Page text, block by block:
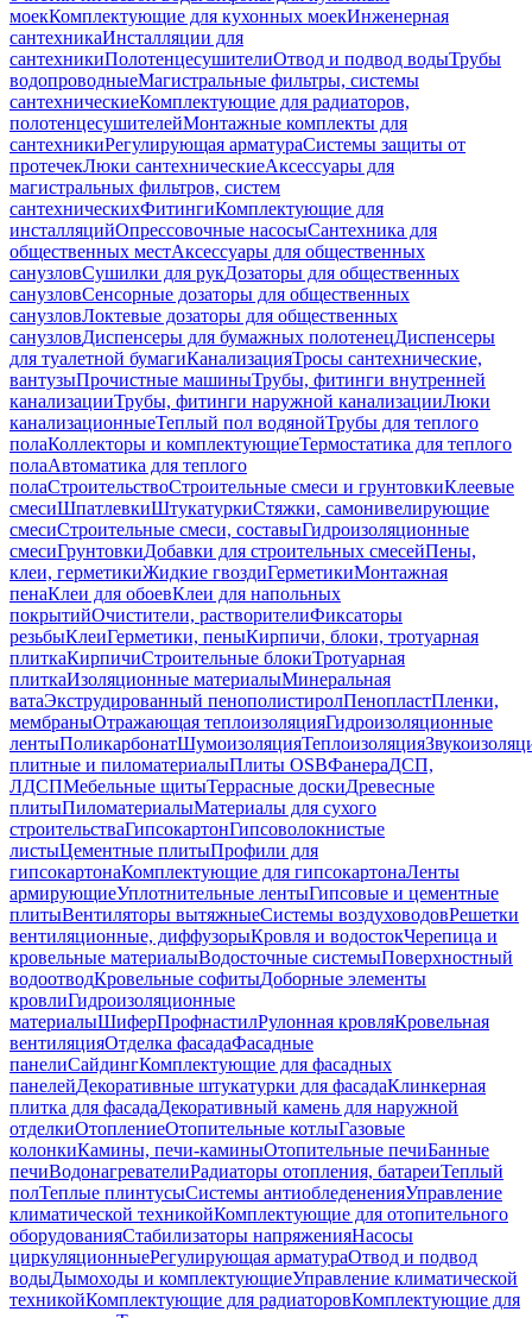
моекКомплектующие для кухонных моекИнженерная
сантехникаИнсталляции для
сантехникиПолотенцесушителиОтвод и подвод водыТрубы
водопроводныеМагистральные фильтры, системы
сантехническиеКомплектующие для радиаторов,
полотенцесушителейМонтажные комплекты для
сантехникиРегулирующая арматураСистемы защиты от
протечекЛюки сантехническиеАксессуары для
магистральных фильтров, систем
сантехническихФитингиКомплектующие для
инсталляцийОпрессовочные насосыСантехника для
общественных местАксессуары для общественных
санузловСушилки для рукДозаторы для общественных
санузловСенсорные дозаторы для общественных
санузловЛоктевые дозаторы для общественных
санузловДиспенсеры для бумажных полотенецДиспенсеры
для туалетной бумагиКанализацияТросы сантехнические,
вантузыПрочистные машиныТрубы, фитинги внутренней
канализацииТрубы, фитинги наружной канализацииЛюки
канализационныеТеплый пол водянойТрубы для теплого
полаКоллекторы и комплектующиеТермостатика для теплого
полаАвтоматика для теплого
полаСтроительствоСтроительные смеси и грунтовкиКлеевые
смесиШпатлевкиШтукатуркиСтяжки, самонивелирующие
смесиСтроительные смеси, составыГидроизоляционные
смесиГрунтовкиДобавки для строительных смесейПены,
клеи, герметикиЖидкие гвоздиГерметикиМонтажная
пенаКлеи для обоевКлеи для напольных
покрытийОчистители, растворителиФиксаторы
резьбыКлеиГерметики, пеныКирпичи, блоки, тротуарная
плиткаКирпичиСтроительные блокиТротуарная
плиткаИзоляционные материалыМинеральная
ватаЭкструдированный пенополистиролПенопластПленки,
мембраныОтражающая теплоизоляцияГидроизоляционные
лентыПоликарбонатШумоизоляцияТеплоизоляция
плитные и пиломатериалыПлиты OSBФанераДСП,
ЛДСПМебельные щитыТеррасные доскиДревесные
плитыПиломатериалыМатериалы для сухого
строительстваГипсокартонГипсоволокнистые
листыЦементные плитыПрофили для
гипсокартонаКомплектующие для гипсокартонаЛенты
армирующиеУплотнительные лентыГипсовые и цементные
плитыВентиляторы вытяжныеСистемы воздуховодовРешетки
вентиляционные, диффузорыКровля и водостокЧерепица и
кровельные материалыВодосточные системыПоверхностный
водоотводКровельные софитыДоборные элементы
кровлиГидроизоляционные
материалыШиферПрофнастилРулонная кровляКровельная
вентиляцияОтделка фасадаФасадные
панелиСайдингКомплектующие для фасадных
панелейДекоративные штукатурки для фасадаКлинкерная
плитка для фасадаДекоративный камень для наружной
отделкиОтоплениеОтопительные котлыГазовые
колонкиКамины, печи-каминыОтопительные печиБанные
печиВодонагревателиРадиаторы отопления, батареиТеплый
полТеплые плинтусыСистемы антиобледененияУправление
климатической техникойКомплектующие для отопительного
оборудованияСтабилизаторы напряженияНасосы
циркуляционныеРегулирующая арматураОтвод и подвод
водыДымоходы и комплектующиеУправление климатической
техникойКомплектующие для радиаторовКомплектующие для